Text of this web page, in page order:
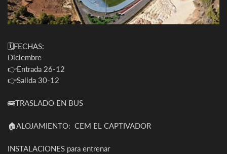
🗓️FECHAS:
Diciembre
👉Entrada 26-12
👉Salida 30-12
🚌TRASLADO EN BUS
🏠ALOJAMIENTO: CEM EL CAPTIVADOR
INSTALACIONES para entrenar